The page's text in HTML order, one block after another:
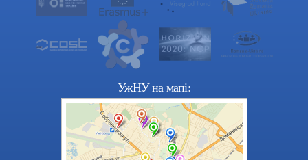
УжНУ на мапі: